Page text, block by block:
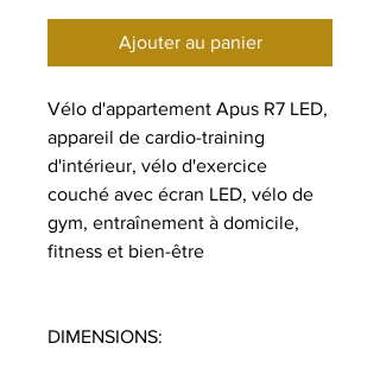
Ajouter au panier
Vélo d'appartement Apus R7 LED,
appareil de cardio-training
d'intérieur, vélo d'exercice
couché avec écran LED, vélo de
gym, entraînement à domicile,
fitness et bien-être
DIMENSIONS: